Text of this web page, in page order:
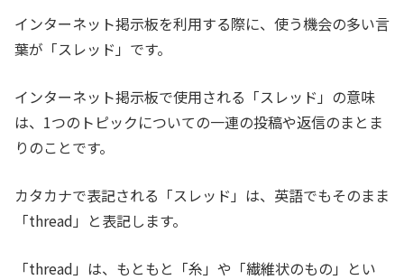
インターネット掲示板を利用する際に、使う機会の多い言
葉が「スレッド」です。
インターネット掲示板で使用される「スレッド」の意味
は、1つのトピックについての一連の投稿や返信のまとま
りのことです。
カタカナで表記される「スレッド」は、英語でもそのまま
「thread」と表記します。
「thread」は、もともと「糸」や「繊維状のもの」とい